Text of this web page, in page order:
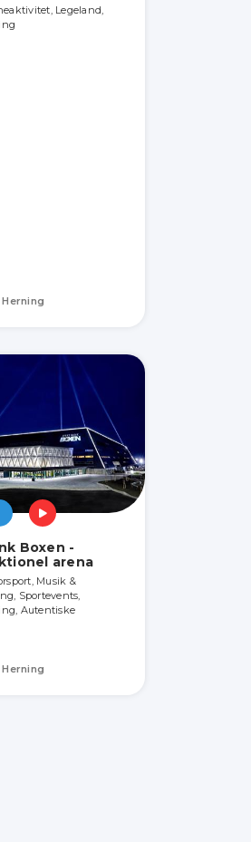
Legeland,
Boxen -
arena
Musik &
Sportevents,
Autentiske